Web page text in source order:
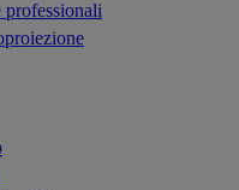
professionali